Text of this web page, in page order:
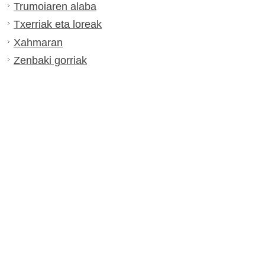
Trumoiaren alaba
Txerriak eta loreak
Xahmaran
Zenbaki gorriak